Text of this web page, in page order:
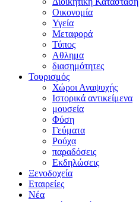
Οικονομία
Υγεία
Μεταφορά
Τύπος
Αθλημα
διασημότητες
Τουρισμός
Χώροι Αναψυχής
Ιστορικά αντικείμενα
μουσεία
Φύση
Γεύματα
Ρούχα
παραδόσεις
Εκδηλώσεις
Ξενοδοχεία
Εταιρείες
Νέα